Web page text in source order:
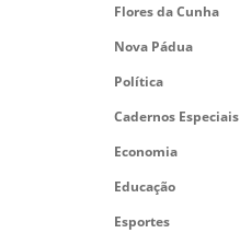
Flores da Cunha
Nova Pádua
Política
Cadernos Especiais
Economia
Educação
Esportes